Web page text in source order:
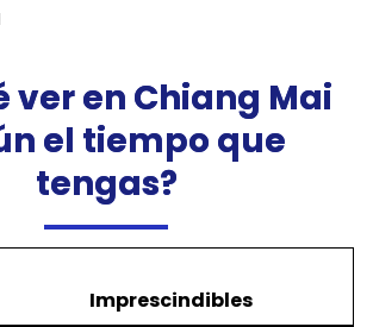
ver en Chiang Mai
el tiempo que
tengas?
Imprescindibles